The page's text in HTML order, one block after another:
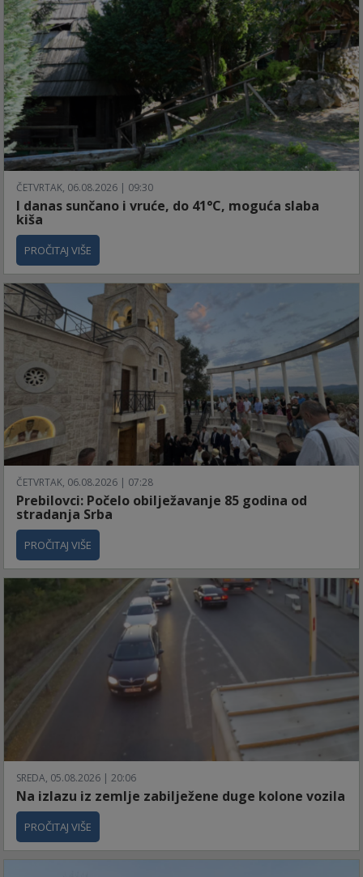
ČETVRTAK, 06.08.2026 | 09:30
I danas sunčano i vruće, do 41°C, moguća slaba
kiša
PROČITAJ VIŠE
ČETVRTAK, 06.08.2026 | 07:28
Prebilovci: Počelo obilježavanje 85 godina od
stradanja Srba
PROČITAJ VIŠE
SREDA, 05.08.2026 | 20:06
Na izlazu iz zemlje zabilježene duge kolone vozila
PROČITAJ VIŠE